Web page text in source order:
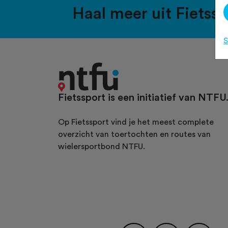
Haal meer uit
Fietssport is een initiatief van NTFU.
Op Fietssport vind je het meest complete
overzicht van toertochten en routes van
wielersportbond NTFU.